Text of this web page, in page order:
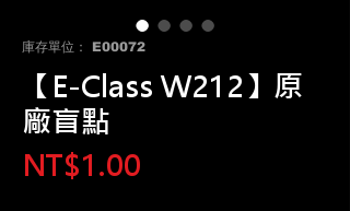
庫存單位： E00072
【E-Class W212】原
廠盲點
NT$1.00